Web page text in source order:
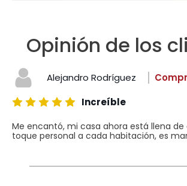
Opinión de los
Alejandro Rodríguez
Increíble
Me encantó, mi casa ahora está llena de
toque personal a cada habitación, es